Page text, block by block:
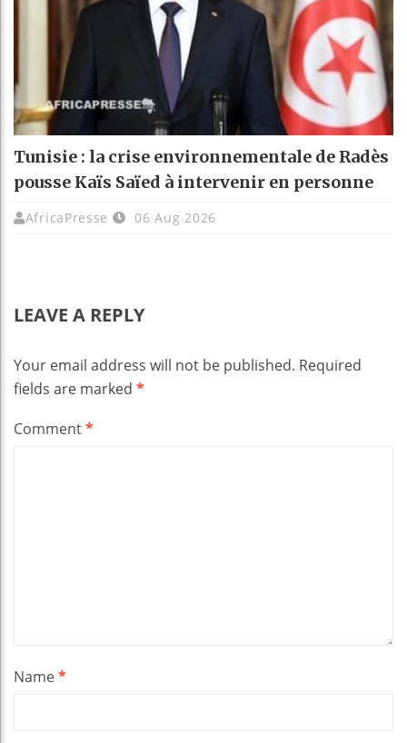
Tunisie : la crise environnementale de Radès
pousse Kaïs Saïed à intervenir en personne
AfricaPresse 06 Aug 2026
LEAVE A REPLY
Your email address will not be published. Required
fields are marked *
Comment*
Name*